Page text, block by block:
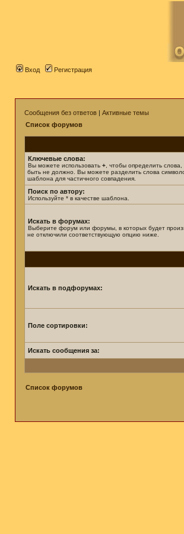
Вход Регистрация
Сообщения без ответов | Активные темы
Список форумов
Ключевые слова:
Вы можете использовать + , чтобы определить
быть не должно. Вы можете разделить слова
шаблона для частичного совпадения.
Поиск по автору:
Используйте * в качестве шаблона.
Искать в форумах:
Выберите форум или форумы, в которых будет
не отключили соответствующую опцию ниже.
Искать в подфорумах:
Поле сортировки:
Искать сообщения за:
Список форумов